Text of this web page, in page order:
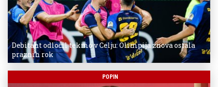
Debitant odločil tekmo v Celju: Olimpija znova ostala
praznih rok
POPIN